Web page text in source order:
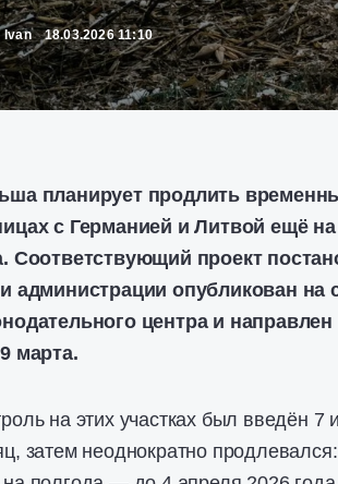
Ivan 18.03.2026 11:10
планирует продлить
с Германией и Литвой ещё
Соответствующий проект
администрации опубликован на
центра и
марта.
на этих участках был введён
затем неоднократно